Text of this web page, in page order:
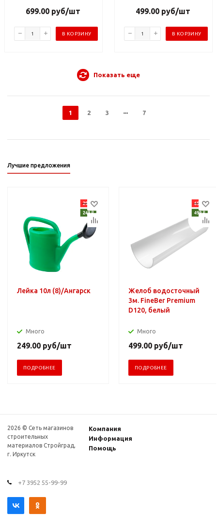
699.00руб/шт
В КОРЗИНУ
499.00руб/шт
В КОРЗИНУ
Показать еще
1 2 3 7
Лучшие предложения
Лейка 10л (8)/Ангарск
Много
249.00 руб/шт
ПОДРОБНЕЕ
Желоб водосточный
3м. FineBer Premium
D120, белый
Много
499.00 руб/шт
ПОДРОБНЕЕ
2026 © Сеть магазинов
строительных
материалов Стройград,
г. Иркутск
Компания
Информация
Помощь
+7 3952 55-99-99